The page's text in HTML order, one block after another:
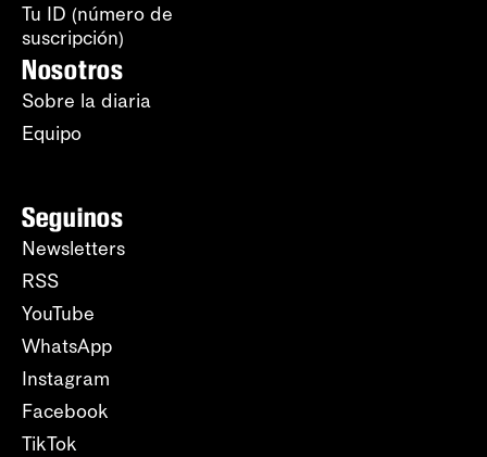
Tu ID (número de
suscripción)
Nosotros
Sobre la diaria
Equipo
Seguinos
Newsletters
RSS
YouTube
WhatsApp
Instagram
Facebook
TikTok